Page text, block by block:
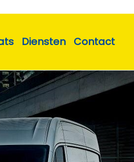
Diensten Contact